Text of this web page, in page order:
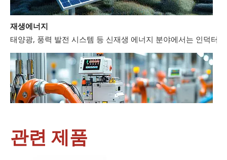
태양광, 풍력 발전 시스템 등 신재생 에너지 분야에서는 인덕터
관련 제품